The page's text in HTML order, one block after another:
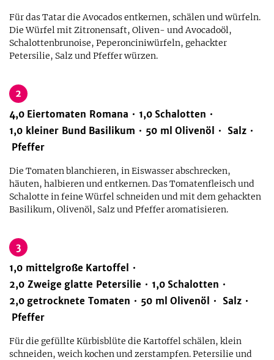
Für das Tatar die Avocados entkernen, schälen und würfeln.
Die Würfel mit Zitronensaft, Oliven- und Avocadoöl,
Schalottenbrunoise, Peperonciniwürfeln, gehackter
Petersilie, Salz und Pfeffer würzen.
2
4,0 Eiertomaten Romana 1,0 Schalotten
1,0 kleiner Bund Basilikum 50 ml Olivenöl
Salz
Pfeffer
Die Tomaten blanchieren, in Eiswasser abschrecken,
häuten, halbieren und entkernen. Das Tomatenfleisch und
Schalotte in feine Würfel schneiden und mit dem gehackten
Basilikum, Olivenöl, Salz und Pfeffer aromatisieren.
3
1,0 mittelgroße Kartoffel
2,0 Zweige glatte Petersilie 1,0 Schalotten
2,0 getrocknete Tomaten 50 ml Olivenöl
Salz
Pfeffer
Für die gefüllte Kürbisblüte die Kartoffel schälen, klein
schneiden, weich kochen und zerstampfen. Petersilie und